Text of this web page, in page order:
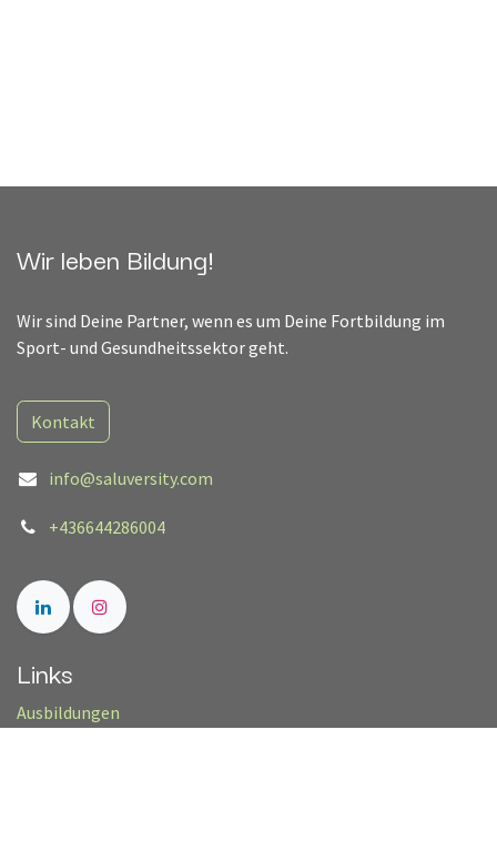
Wir sind Deine Partner, wenn es um Deine Fortbildung im
Sport- und Gesundheitssektor geht.
Wir leben Bildung!
Kontakt
info@saluversity.com
+436644286004
Links
Ausbildungen